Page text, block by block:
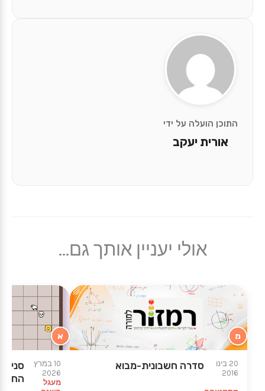
התוכן הועלה על ידי
אורית יעקב
אולי יעניין אותך גם...
מ
20 בינו
2016
סדרה חשבונית-מבוא
א
10 במרץ
2026
מעגל